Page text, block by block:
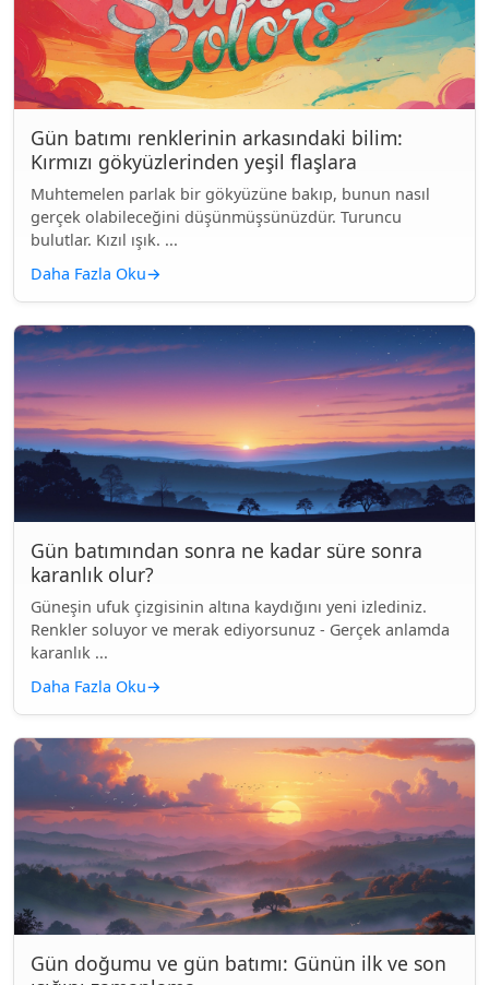
Gün batımı renklerinin arkasındaki bilim:
Kırmızı gökyüzlerinden yeşil flaşlara
Muhtemelen parlak bir gökyüzüne bakıp, bunun nasıl
gerçek olabileceğini düşünmüşsünüzdür. Turuncu
bulutlar. Kızıl ışık. ...
Daha Fazla Oku→
Gün batımından sonra ne kadar süre sonra
karanlık olur?
Güneşin ufuk çizgisinin altına kaydığını yeni izlediniz.
Renkler soluyor ve merak ediyorsunuz - Gerçek anlamda
karanlık ...
Daha Fazla Oku→
Gün doğumu ve gün batımı: Günün ilk ve son